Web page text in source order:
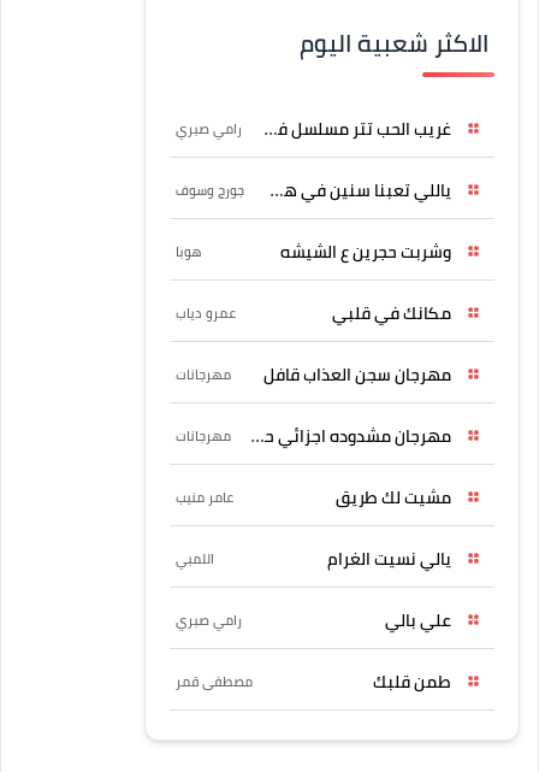
الاكثر شعبية اليوم
غريب الحب تتر مسلسل فرصة رامي صبري
ياللي تعبنا سنين في هواه جورج وسوف
وشربت حجرين ع الشيشه هوبا
مكانك في قلبي عمرو دياب
مهرجان سجن العذاب قافل مهرجانات
مهرجان مشدوده اجزائي حربونى مهرجانات
مشيت لك طريق عامر منيب
يالي نسيت الغرام اللمبي
علي بالي رامي صبري
طمن قلبك مصطفى قمر